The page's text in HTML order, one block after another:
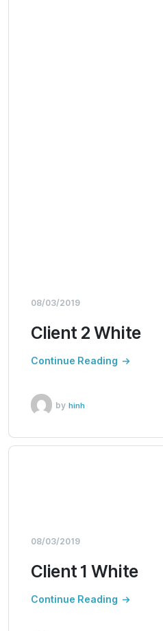
08/03/2019
Client 2 White
Continue Reading
by hinh
08/03/2019
Client 1 White
Continue Reading